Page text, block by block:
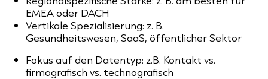
EMEA oder DACH
Vertikale Spezialisierung: z. B.
Gesundheitswesen, SaaS, öffentlicher Sektor
Fokus auf den Datentyp: z.B. Kontakt vs.
firmografisch vs. technografisch